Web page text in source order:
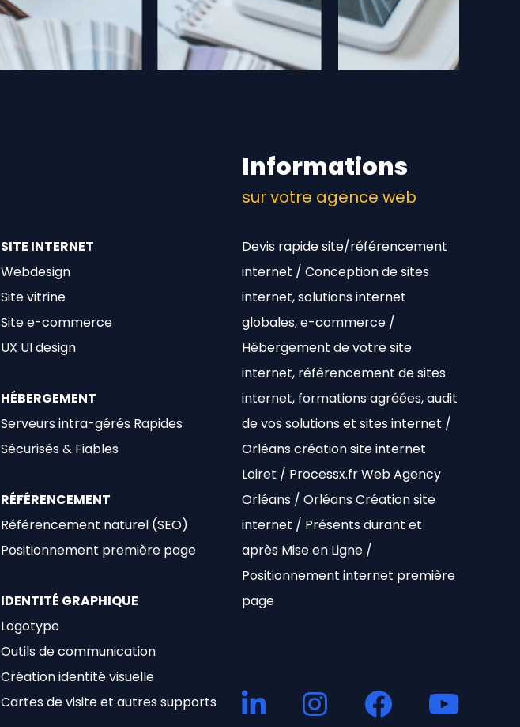
SITE INTERNET
Webdesign
Site vitrine
Site e-commerce
UX UI design
HÉBERGEMENT
Serveurs intra-gérés Rapides
Sécurisés & Fiables
RÉFÉRENCEMENT
Référencement naturel (SEO)
Positionnement première page
IDENTITÉ GRAPHIQUE
Logotype
Outils de communication
Création identité visuelle
Cartes de visite et autres supports
Informations
sur votre agence web
Devis rapide site/référencement
internet / Conception de sites
internet, solutions internet
globales, e-commerce /
Hébergement de votre site
internet, référencement de sites
internet, formations agréées, audit
de vos solutions et sites internet /
Orléans création site internet
Loiret / Processx.fr Web Agency
Orléans / Orléans Création site
internet / Présents durant et
après Mise en Ligne /
Positionnement internet première
page